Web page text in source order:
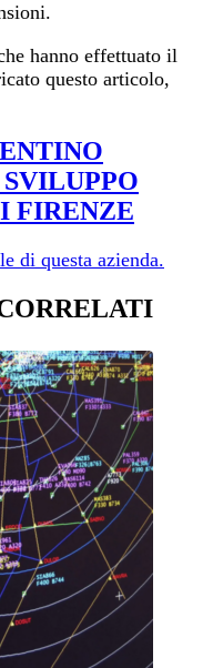
hanno effettuato il
questo articolo,
FI­RENZE
di questa azienda.